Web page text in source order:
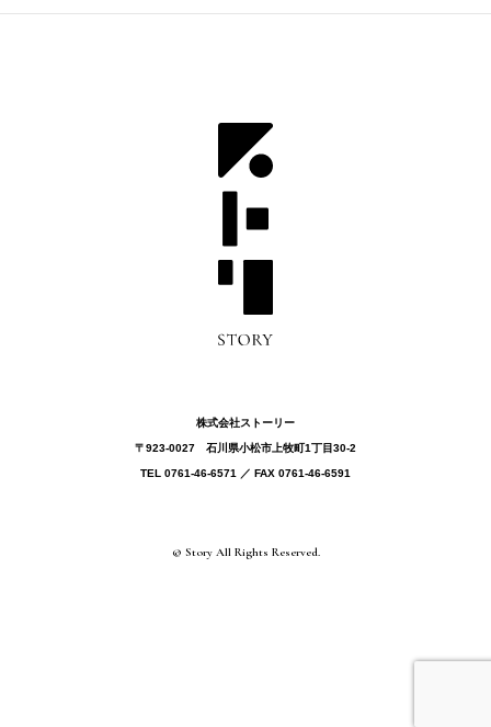
株式会社ストーリー
〒923-0027 ⽯川県⼩松市上牧町1丁目30-2
TEL 0761-46-6571 ／ FAX 0761-46-6591
© Story All Rights Reserved.